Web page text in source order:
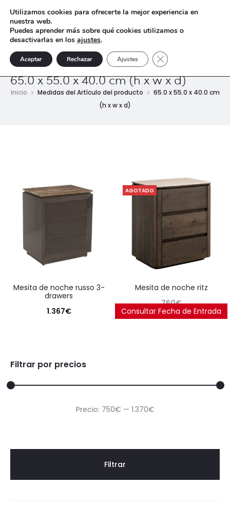
65.0 x 55.0 x 40.0 cm (h x w x d)
Inicio Medidas del Artículo del producto
65.0 x 55.0 x 40.0 cm
(h x w x d)
mesita de noche russo 3-
drawers
1.367€
AGOTADO
mesita de noche ritz
760€
Consultar Fecha de Entrada
Filtrar por precios
Precio
Precio
Filtrar
Precio: 750€ — 1.370€
Utilizamos cookies para ofrecerte la mejor experiencia en
nuestra web.
Puedes aprender más sobre qué cookies utilizamos o
desactivarlas en los ajustes.
Aceptar Rechazar Ajustes Cerrar el banner de